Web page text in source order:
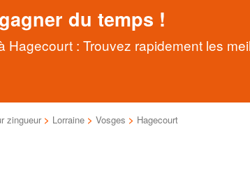
du temps !
Hagecourt : Trouvez rapidement les
zingueur > Lorraine > Vosges > Hagecourt